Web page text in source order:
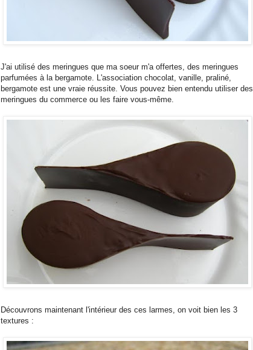
J'ai utilisé des meringues que ma soeur m'a offertes, des meringues
parfumées à la bergamote. L'association chocolat, vanille, praliné,
bergamote est une vraie réussite. Vous pouvez bien entendu utiliser des
meringues du commerce ou les faire vous-même.
Découvrons maintenant l'intérieur des ces larmes, on voit bien les 3
textures :